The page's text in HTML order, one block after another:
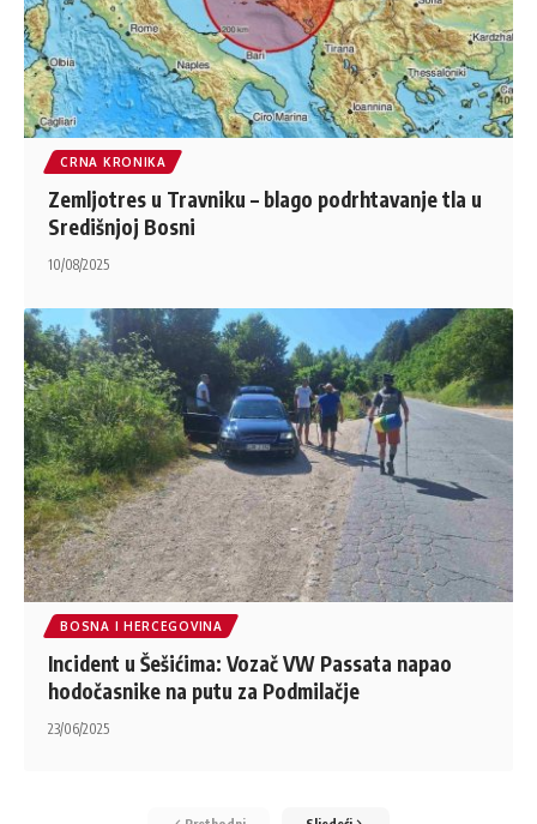
CRNA KRONIKA
Zemljotres u Travniku – blago podrhtavanje tla u
Središnjoj Bosni
10/08/2025
BOSNA I HERCEGOVINA
Incident u Šešićima: Vozač VW Passata napao
hodočasnike na putu za Podmilačje
23/06/2025